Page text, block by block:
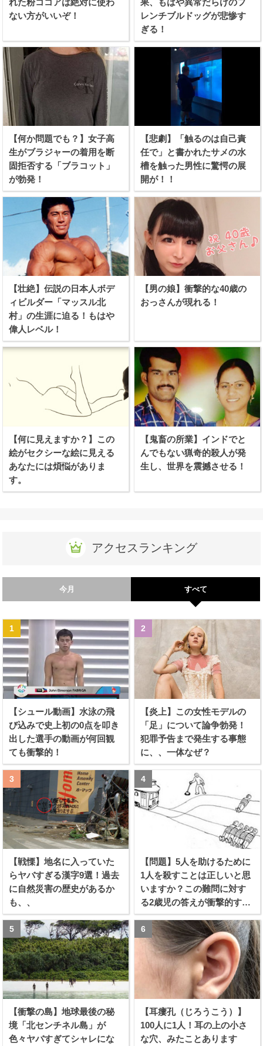
れた粉ココアは絶対に使わ
ない方がいいぞ！
果、もはや異常だらけのフ
レンチブルドッグが悲惨す
ぎる！
【何か問題でも？】女子高
生がブラジャーの着用を断
固拒否する「ブラコット」
が勃発！
【悲劇】「触るのは自己責
任で」と書かれたサメの水
槽を触った男性に驚愕の展
開が！！
【壮絶】伝説の日本人ボデ
ィビルダー「マッスル北
村」の生涯に迫る！もはや
偉人レベル！
【男の娘】衝撃的な40歳の
おっさんが現れる！
【何に見えますか？】この
絵がセクシーな絵に見える
あなたには煩悩がありま
す。
【鬼畜の所業】インドでと
んでもない猟奇的殺人が発
生し、世界を震撼させる！
アクセスランキング
今月 すべて
【シュール動画】水泳の飛
び込みで史上初の0点を叩き
出した選手の動画が何回観
ても衝撃的！
【炎上】この女性モデルの
「足」について論争勃発！
犯罪予告まで発生する事態
に、、一体なぜ？
【戦慄】地名に入っていた
らヤバすぎる漢字9選！過去
に自然災害の歴史があるか
も、、
【問題】5人を助けるために
1人を殺すことは正しいと思
いますか？この難問に対す
る2歳児の答えが衝撃的すぎ
る！！
【衝撃の島】地球最後の秘
境「北センチネル島」が
色々ヤバすぎてシャレにな
【耳瘻孔（じろうこう）】
100人に1人！耳の上の小さ
な穴、みたことあります